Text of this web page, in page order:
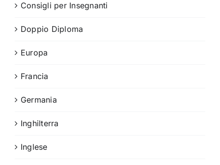
Consigli per Insegnanti
Doppio Diploma
Europa
Francia
Germania
Inghilterra
Inglese